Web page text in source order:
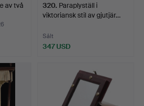
av två
320. Paraplyställ i
viktoriansk stil av gjutjär…
Sålt
347 USD